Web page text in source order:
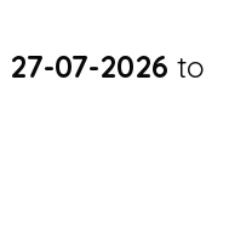
27-07-2026 to